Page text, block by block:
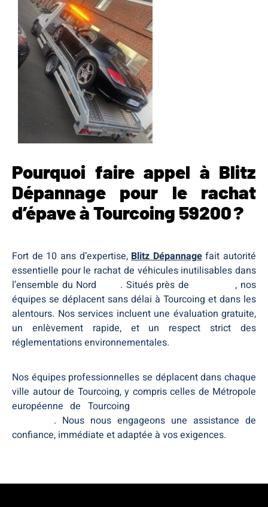
Pourquoi faire appel à Blitz
Dépannage pour le rachat
d’épave à Tourcoing 59200 ?
Fort de 10 ans d’expertise, Blitz Dépannagefait autorité
essentielle pour le rachat de véhicules inutilisables dans
l’ensemble du Nord
. Situés près de Tourcoing, nos
équipes se déplacent sans délai à Tourcoing et dans les
alentours. Nos services incluent une évaluation gratuite,
un enlèvement rapide, et un respect strict des
réglementations environnementales.
Nos équipes professionnelles se déplacent dans chaque
ville autour de Tourcoing, y compris celles de Métropole
européenne de Tourcoing
. Nous nous engageons une assistance de
confiance, immédiate et adaptée à vos exigences.